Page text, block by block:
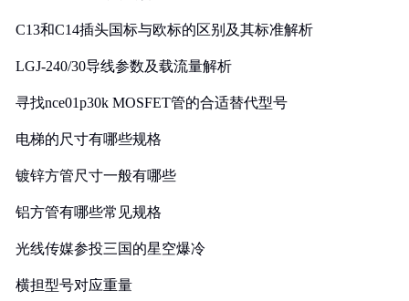
C13和C14插头国标与欧标的区别及其标准解析
LGJ-240/30导线参数及载流量解析
寻找nce01p30k MOSFET管的合适替代型号
电梯的尺寸有哪些规格
镀锌方管尺寸一般有哪些
铝方管有哪些常见规格
光线传媒参投三国的星空爆冷
横担型号对应重量